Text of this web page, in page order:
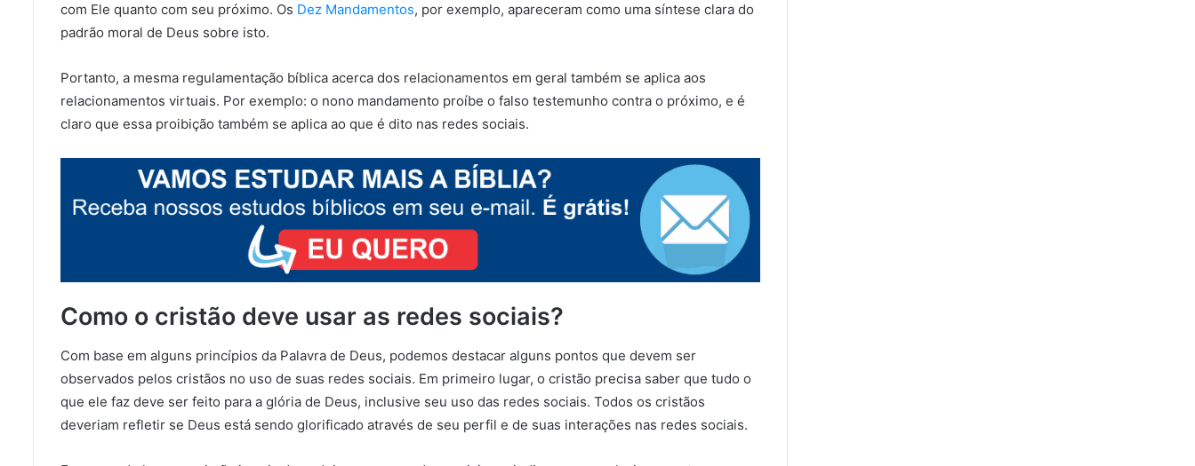
com Ele quanto com seu próximo. Os Dez Mandamentos, por exemplo, apareceram como uma síntese clara do
padrão moral de Deus sobre isto.
Portanto, a mesma regulamentação bíblica acerca dos relacionamentos em geral também se aplica aos
relacionamentos virtuais. Por exemplo: o nono mandamento proíbe o falso testemunho contra o próximo, e é
claro que essa proibição também se aplica ao que é dito nas redes sociais.
Como o cristão deve usar as redes sociais?
Com base em alguns princípios da Palavra de Deus, podemos destacar alguns pontos que devem ser
observados pelos cristãos no uso de suas redes sociais. Em primeiro lugar, o cristão precisa saber que tudo o
que ele faz deve ser feito para a glória de Deus, inclusive seu uso das redes sociais. Todos os cristãos
deveriam refletir se Deus está sendo glorificado através de seu perfil e de suas interações nas redes sociais.